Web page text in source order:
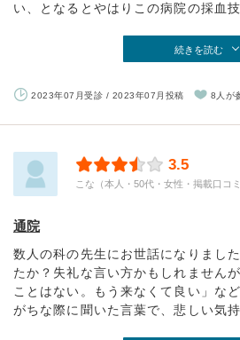
い、となるとやはりこの病院の採血技
続きを読む
2023年07月受診 / 2023年07月投稿 8人が
3.5
こな（本人・50代・女性・掲載口コミ
通院
数人の科の先生にお世話になりまし
たか？失礼な言い方かもしれません
ことはない。もう来なくて良い」な
がちな際に聞いた言葉で、悲しい気持